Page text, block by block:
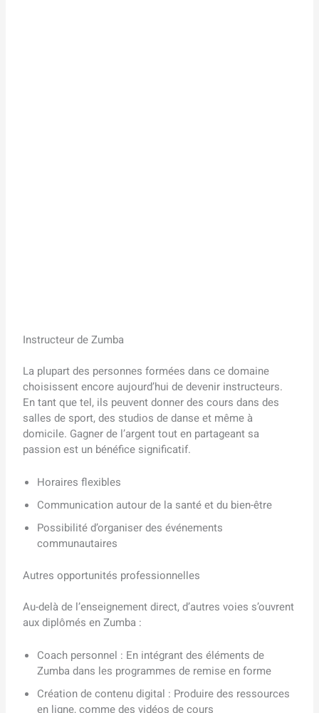
Instructeur de Zumba
La plupart des personnes formées dans ce domaine
choisissent encore aujourd’hui de devenir instructeurs.
En tant que tel, ils peuvent donner des cours dans des
salles de sport, des studios de danse et même à
domicile. Gagner de l’argent tout en partageant sa
passion est un bénéfice significatif.
Horaires flexibles
Communication autour de la santé et du bien-être
Possibilité d’organiser des événements
communautaires
Autres opportunités professionnelles
Au-delà de l’enseignement direct, d’autres voies s’ouvrent
aux diplômés en Zumba :
Coach personnel : En intégrant des éléments de
Zumba dans les programmes de remise en forme
Création de contenu digital : Produire des ressources
en ligne, comme des vidéos de cours